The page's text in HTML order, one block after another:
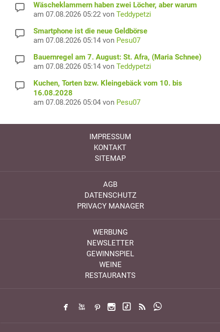
Wäscheklammern haben zwei Löcher, aber warum
am 07.08.2026 05:22 von Teddypetzi
Smartphone ist die neue Geldbörse
am 07.08.2026 05:14 von Pesu07
Bauernregel am 7. August: St. Afra, (Maria Schnee)
am 07.08.2026 05:14 von Teddypetzi
Kuchen, Torten bzw. Kleingebäck vom 10. bis
16.08.2028
am 07.08.2026 05:04 von Pesu07
IMPRESSUM
KONTAKT
SITEMAP
AGB
DATENSCHUTZ
PRIVACY MANAGER
WERBUNG
NEWSLETTER
GEWINNSPIEL
WEINE
RESTAURANTS